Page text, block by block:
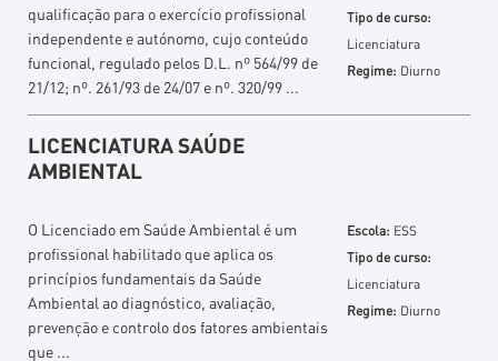
qualificação para o exercício profissional
independente e autónomo, cujo conteúdo
funcional, regulado pelos D.L. nº 564/99 de
21/12; nº. 261/93 de 24/07 e nº. 320/99 ...
Tipo de curso:
Licenciatura
Regime: Diurno
LICENCIATURA SAÚDE
AMBIENTAL
O Licenciado em Saúde Ambiental é um
profissional habilitado que aplica os
princípios fundamentais da Saúde
Ambiental ao diagnóstico, avaliação,
prevenção e controlo dos fatores ambientais
que ...
Escola: ESS
Tipo de curso:
Licenciatura
Regime: Diurno